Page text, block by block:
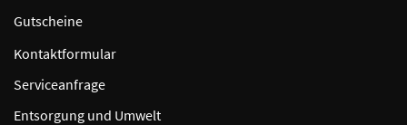
Gutscheine
Kontaktformular
Serviceanfrage
Entsorgung und Umwelt